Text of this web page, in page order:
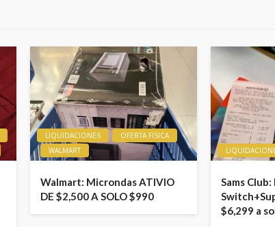
LIQUIDACIONES
OFERTA FISICA
WALMART
Walmart: Microndas ATIVIO
DE $2,500 A SOLO $990
Sams
$6,299 a